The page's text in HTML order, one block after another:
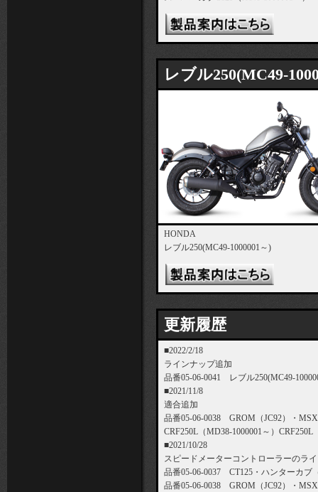
レブル250(MC49-
HONDA
レブル250(MC49-1000001～)
更新履歴
■2022/2/18
ラインナップ追加
品番05-06-0041 レブル250(MC49-
■2021/11/8
適合追加
品番05-06-0038 GROM（JC92）・
CRF250L（MD38-1000001～）
■2021/10/28
スピードメーターコントローラーのラ
品番05-06-0037 CT125・ハンターカブ
品番05-06-0038 GROM（JC92）・